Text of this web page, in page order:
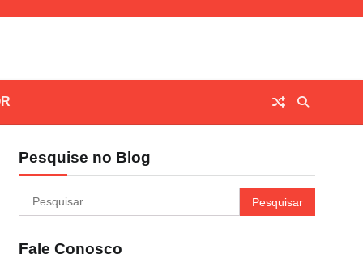
Pesquise no Blog
Pesquisar
por:
Fale Conosco